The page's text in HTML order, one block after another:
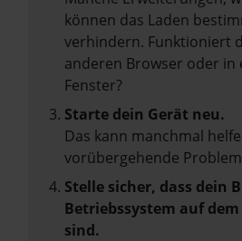
können das Laden
verhindern. Funktioniert
anderen Browser oder in
Fenster?
Starte dein Gerät neu.
Das kann manchmal
vorübergehende
Stelle sicher, dass dein
Betriebssystem auf
sind.